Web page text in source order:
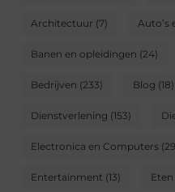
Architectuur (7) Auto’s
Banen en opleidingen (24)
Bedrijven (233) Blog (18)
Dienstverlening (153)
Electronica en Computers
Entertainment (13)